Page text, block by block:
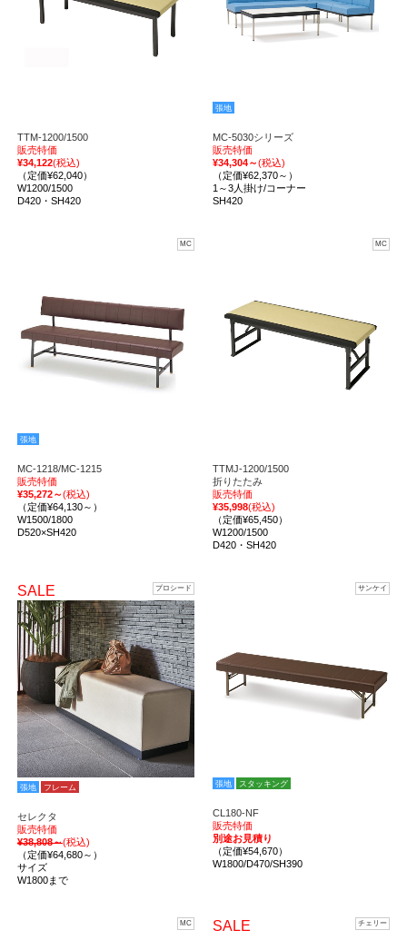
TTM-1200/1500
販売特価
¥34,122(税込)
（定価¥62,040）
W1200/1500
D420・SH420
張地
MC-5030シリーズ
販売特価
¥34,304～(税込)
（定価¥62,370～）
1～3人掛け/コーナー
SH420
MC
張地
MC-1218/MC-1215
販売特価
¥35,272～(税込)
（定価¥64,130～）
W1500/1800
D520×SH420
MC
TTMJ-1200/1500
折りたたみ
販売特価
¥35,998(税込)
（定価¥65,450）
W1200/1500
D420・SH420
SALE プロシード
張地 フレーム
セレクタ
販売特価
¥38,808～(税込)
（定価¥64,680～）
サイズ
W1800まで
サンケイ
張地 スタッキング
CL180-NF
販売特価
別途お見積り
（定価¥54,670）
W1800/D470/SH390
MC SALE チェリー